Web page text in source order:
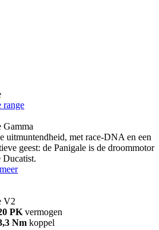
range
Gamma
uitmuntendheid, met race-DNA en een
geest: de Panigale is de droommotor
Ducatist.
V2
PK vermogen
Nm koppel